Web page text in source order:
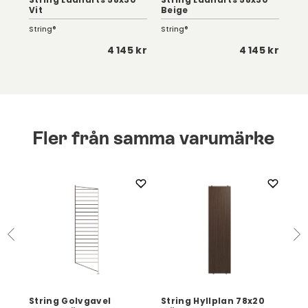
Vit
String®
4 145 kr
Beige
String®
4 145 kr
Fler från samma varumärke
String Golvgavel
String Hyllplan 78x20